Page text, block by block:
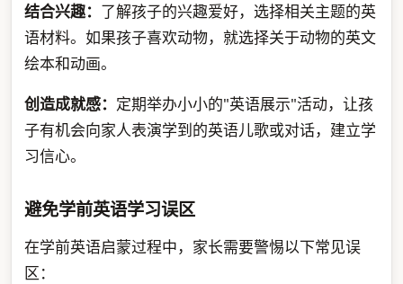
结合兴趣： 了解孩子的兴趣爱好，选择相关主题的英
语材料。如果孩子喜欢动物，就选择关于动物的英文
绘本和动画。
创造成就感： 定期举办小小的"英语展示"活动，让孩
子有机会向家人表演学到的英语儿歌或对话，建立学
习信心。
避免学前英语学习误区
在学前英语启蒙过程中，家长需要警惕以下常见误
区：